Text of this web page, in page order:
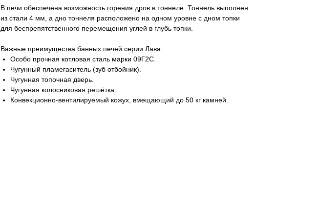
В печи обеспечена возможность горения дров в тоннеле. Тоннель выполнен
из стали 4 мм, а дно тоннеля расположено на одном уровне с дном топки
для беспрепятственного перемещения углей в глубь топки.
Важные преимущества банных печей серии Лава:
Особо прочная котловая сталь марки 09Г2С.
Чугунный пламегаситель (зуб отбойник).
Чугунная топочная дверь.
Чугунная колосниковая решётка.
Конвекционно-вентилируемый кожух, вмещающий до 50 кг камней.